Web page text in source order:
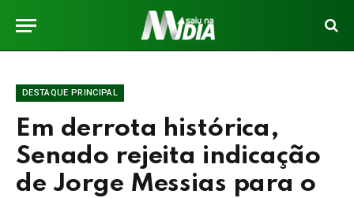
DESTAQUE PRINCIPAL
Em derrota histórica,
Senado rejeita indicação
de Jorge Messias para o